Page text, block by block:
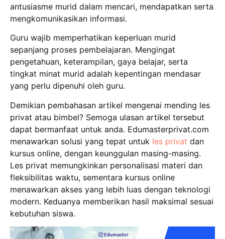
antusiasme murid dalam mencari, mendapatkan serta
mengkomunikasikan informasi.
Guru wajib memperhatikan keperluan murid
sepanjang proses pembelajaran. Mengingat
pengetahuan, keterampilan, gaya belajar, serta
tingkat minat murid adalah kepentingan mendasar
yang perlu dipenuhi oleh guru.
Demikian pembahasan artikel mengenai mending les
privat atau bimbel? Semoga ulasan artikel tersebut
dapat bermanfaat untuk anda. Edumasterprivat.com
menawarkan solusi yang tepat untuk les privat dan
kursus online, dengan keunggulan masing-masing.
Les privat memungkinkan personalisasi materi dan
fleksibilitas waktu, sementara kursus online
menawarkan akses yang lebih luas dengan teknologi
modern. Keduanya memberikan hasil maksimal sesuai
kebutuhan siswa.